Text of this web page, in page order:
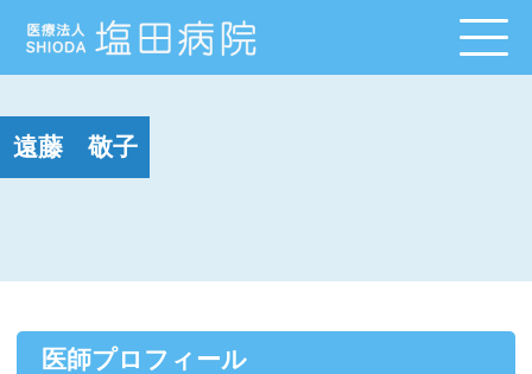
遠藤 敬子
医師プロフィール